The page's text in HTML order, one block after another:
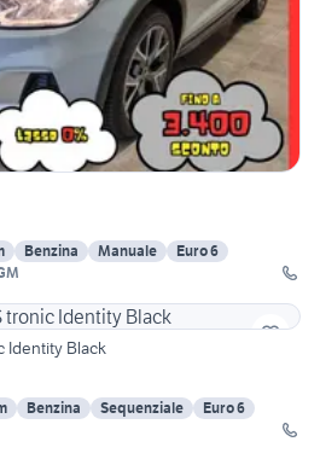
Benzina Manuale
Euro 6
Identity Black
Benzina Sequenziale
Euro 6